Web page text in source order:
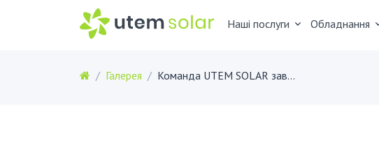
Наші послуги Обладнання
Галерея Команда UTEM SOLAR завершує реалізацію чергового проєкту промислової сонячної електростанції потужністю 135 кВт для українського виробничого підприємства